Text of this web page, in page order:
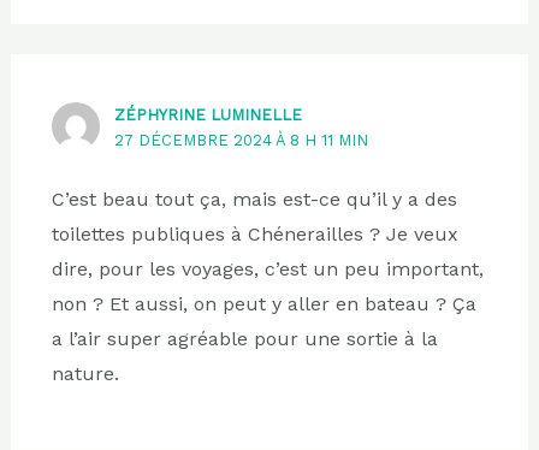
ZÉPHYRINE LUMINELLE
27 DÉCEMBRE 2024 À 8 H 11 MIN
C’est beau tout ça, mais est-ce qu’il y a des
toilettes publiques à Chénerailles ? Je veux
dire, pour les voyages, c’est un peu important,
non ? Et aussi, on peut y aller en bateau ? Ça
a l’air super agréable pour une sortie à la
nature.